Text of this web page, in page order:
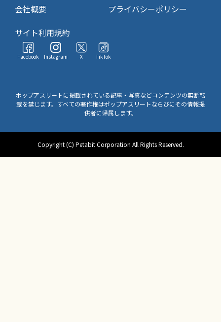
会社概要
プライバシーポリシー
サイト利用規約
Facebook Instagram X TikTok
ポップアスリートに掲載されている記事・写真などコンテンツの無断転
載を禁じます。すべての著作権はポップアスリートならびにその情報提
供者に帰属します。
Copyright (C) Petabit Corporation All Rights Reserved.